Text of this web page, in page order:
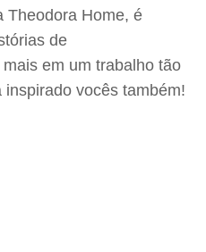
Theodora Home, é
de
em um trabalho tão
vocês também!